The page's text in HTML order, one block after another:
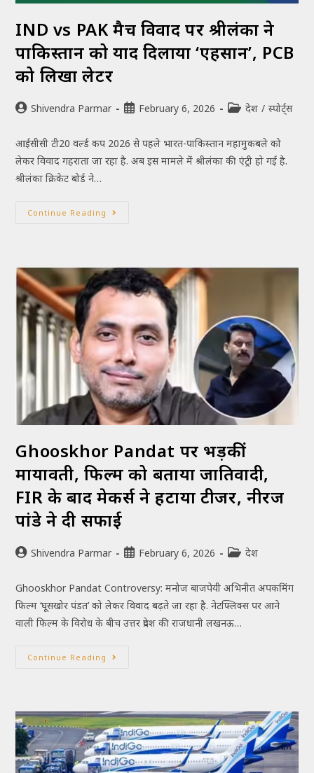
IND vs PAK मैच विवाद पर श्रीलंका ने
पाकिस्तान को याद दिलाया ‘एहसान’, PCB
को लिखा लेटर
Shivendra Parmar February 6, 2026 देश / स्पोर्ट्स
आईसीसी टी20 वर्ल्ड कप 2026 से पहले भारत-पाकिस्तान महामुकबले को
लेकर विवाद गहराता जा रहा है. अब इस मामले में श्रीलंका की एंट्री हो गई है.
श्रीलंका क्रिकेट बोर्ड ने…
Continue Reading
Ghooskhor Pandat पर भड़कीं
मायावती, फिल्म को बताया जातिवादी,
FIR के बाद मेकर्स ने हटाया टीजर, नीरज
पांडे ने दी सफाई
Shivendra Parmar February 6, 2026 देश
Ghooskhor Pandat Controversy: मनोज बाजपेयी अभिनीत अपकमिंग
फिल्म ‘घूसखोर पंडत’ को लेकर विवाद बढ़ते जा रहा है. नेटफ्लिक्स पर आने
वाली फिल्म के विरोध के बीच उत्तर प्रदेश की राजधानी लखनऊ…
Continue Reading